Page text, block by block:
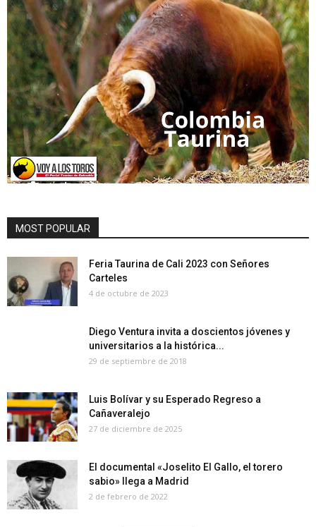
MOST POPULAR
Feria Taurina de Cali 2023 con Señores
Carteles
4 de octubre de 2023
Diego Ventura invita a doscientos jóvenes y
universitarios a la histórica...
29 de septiembre de 2018
Luis Bolívar y su Esperado Regreso a
Cañaveralejo
27 de diciembre de 2025
El documental «Joselito El Gallo, el torero
sabio» llega a Madrid
2 de febrero de 2022